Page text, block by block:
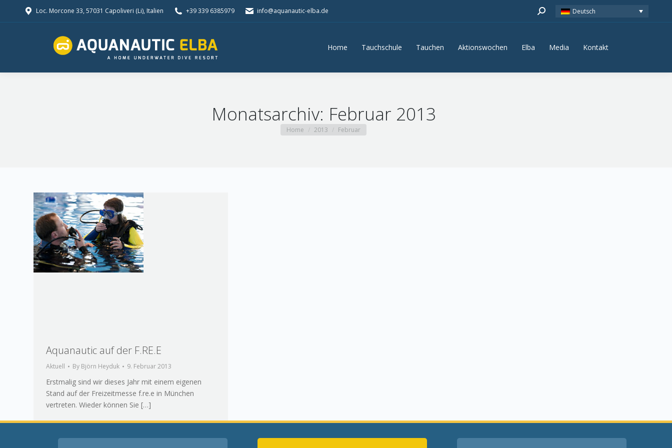
Loc. Morcone 33, 57031 Capoliveri (Li), Italien +39 339 6385979 info@aquanautic-elba.de Search: Deutsch
Home Tauchschule Tauchen Aktionswochen Elba Media Kontakt
Monatsarchiv: Februar 2013
You are here:
Home 2013 Februar
Aquanautic auf der F.RE.E
Aktuell By Björn Heyduk 9. Februar 2013
Erstmalig sind wir dieses Jahr mit einem eigenen
Stand auf der Freizeitmesse f.re.e in München
vertreten. Wieder können Sie […]
Home Media Kontakt